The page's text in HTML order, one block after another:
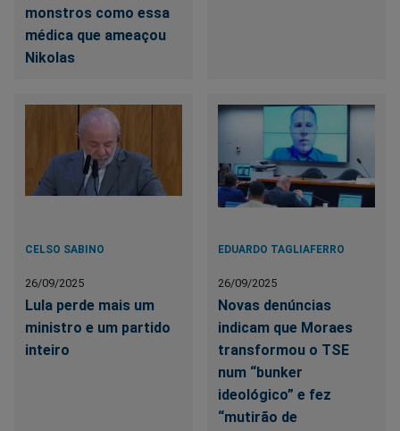
monstros como essa
médica que ameaçou
Nikolas
CELSO SABINO
26/09/2025
Lula perde mais um
ministro e um partido
inteiro
EDUARDO TAGLIAFERRO
26/09/2025
Novas denúncias
indicam que Moraes
transformou o TSE
num “bunker
ideológico” e fez
“mutirão de